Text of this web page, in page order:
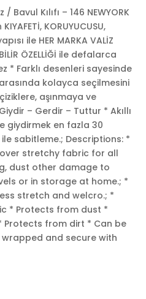
/ Bavul Kılıfı – 146 NEWYORK
KORUYUCUSU,
ile HER MARKA VALİZ
ÖZELLİĞİ ile defalarca
* Farklı desenleri sayesinde
kolayca seçilmesini
aşınmaya ve
– Gerdir – Tuttur * Akıllı
giydirmek en fazla 30
sabitleme.; Descriptions: *
stretchy fabric for all
dust other damage to
or in storage at home.; *
stretch and welcro.; *
* Protects from dust *
from dirt * Can be
wrapped and secure with